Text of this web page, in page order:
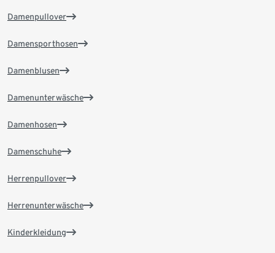
Damenpullover
Damensporthosen
Damenblusen
Damenunterwäsche
Damenhosen
Damenschuhe
Herrenpullover
Herrenunterwäsche
Kinderkleidung